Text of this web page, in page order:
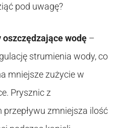
pod uwagę?
wodę –
strumienia wody, co
mniejsze zużycie w
Prysznic z
zmniejsza ilość